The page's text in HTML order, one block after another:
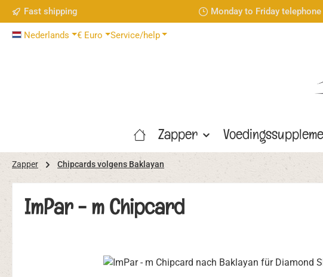
de hoofdinhoud
Ga naar de zoekopdracht
Ga naar de hoofdnavigatie
Fast shipping Monday to Friday
Nederlands € Euro Service/help
Zapper
Zapper Chipcards volgens Baklayan
ImPar - m Chipcard
Afbeeldingengalerij overslaan